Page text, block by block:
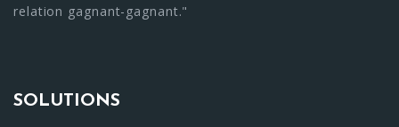
relation gagnant-gagnant."
SOLUTIONS